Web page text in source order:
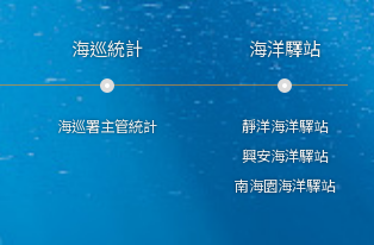
海巡統計
海巡署主管統計
海洋驛站
靜洋海洋驛站
興安海洋驛站
南海園海洋驛站